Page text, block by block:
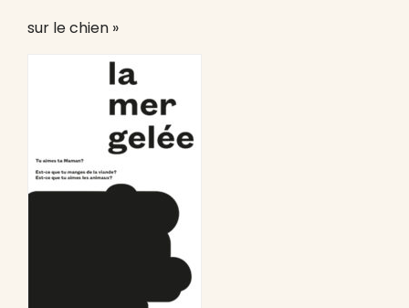
sur le chien »